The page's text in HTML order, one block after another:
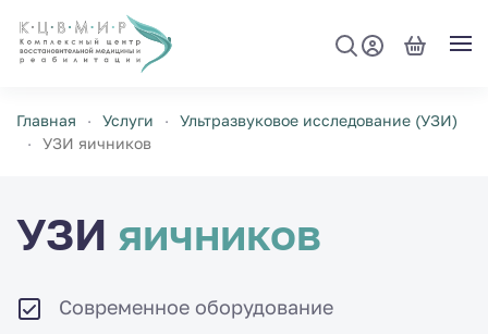
Перейти к содержимому
Главная Услуги
Ультразвуковое исследование (УЗИ)
УЗИ яичников
УЗИ яичников
Современное оборудование